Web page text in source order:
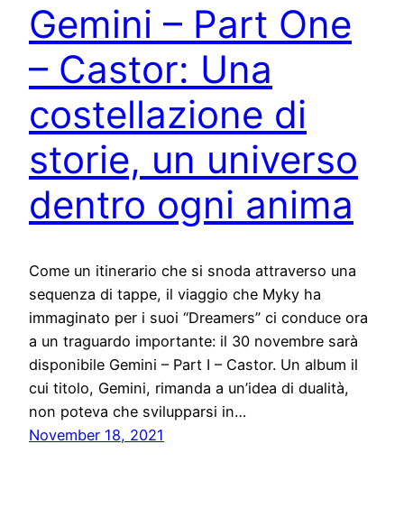
Gemini – Part One
– Castor: Una
costellazione di
storie, un universo
dentro ogni anima
Come un itinerario che si snoda attraverso una
sequenza di tappe, il viaggio che Myky ha
immaginato per i suoi “Dreamers” ci conduce ora
a un traguardo importante: il 30 novembre sarà
disponibile Gemini – Part I – Castor. Un album il
cui titolo, Gemini, rimanda a un’idea di dualità,
non poteva che svilupparsi in…
November 18, 2021